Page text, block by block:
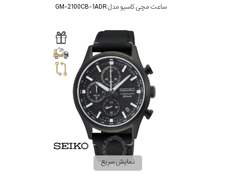
ساعت مچی کاسیو مدل GM-2100CB-1ADR
نمایش سریع